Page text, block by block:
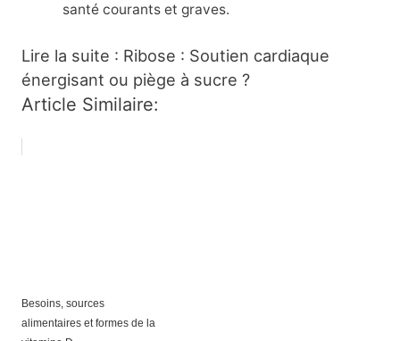
santé courants et graves.
Lire la suite : Ribose : Soutien cardiaque
énergisant ou piège à sucre ?
Article Similaire:
Besoins, sources
alimentaires et formes de la